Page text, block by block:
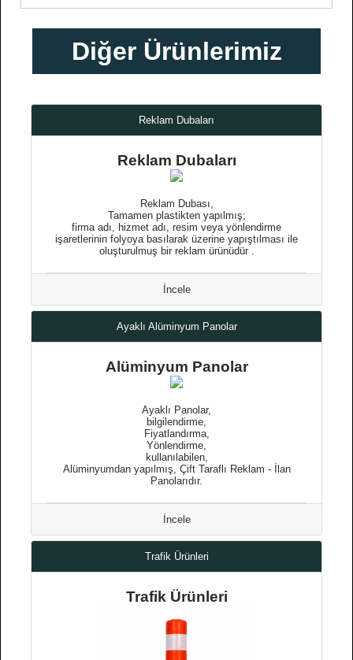
Diğer Ürünlerimiz
Reklam Dubaları
Reklam Dubaları
Reklam Dubası,
Tamamen plastikten yapılmış;
firma adı, hizmet adı, resim veya yönlendirme
işaretlerinin folyoya basılarak üzerine yapıştılması ile
oluşturulmuş bir reklam ürünüdür .
İncele
Ayaklı Alüminyum Panolar
Alüminyum Panolar
Ayaklı Panolar,
bilgilendirme,
Fiyatlandırma,
Yönlendirme,
kullanılabilen,
Alüminyumdan yapılmış, Çift Taraflı Reklam - İlan
Panolarıdır.
İncele
Trafik Ürünleri
Trafik Ürünleri